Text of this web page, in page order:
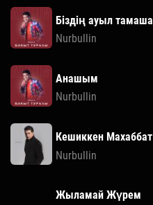
Біздің ауыл тамаша
Nurbullin
Анашым
Nurbullin
Кешиккен Махаббат
Nurbullin
Жыламай Жүрем